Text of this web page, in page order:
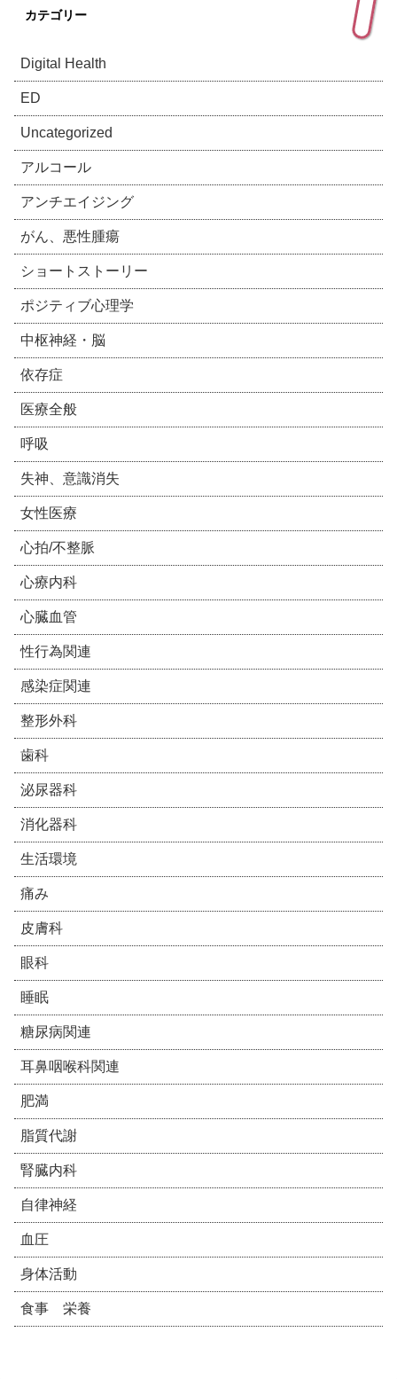
カテゴリー
Digital Health
ED
Uncategorized
アルコール
アンチエイジング
がん、悪性腫瘍
ショートストーリー
ポジティブ心理学
中枢神経・脳
依存症
医療全般
呼吸
失神、意識消失
女性医療
心拍/不整脈
心療内科
心臓血管
性行為関連
感染症関連
整形外科
歯科
泌尿器科
消化器科
生活環境
痛み
皮膚科
眼科
睡眠
糖尿病関連
耳鼻咽喉科関連
肥満
脂質代謝
腎臓内科
自律神経
血圧
身体活動
食事 栄養